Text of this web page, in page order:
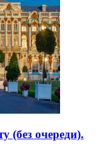
(без очереди).